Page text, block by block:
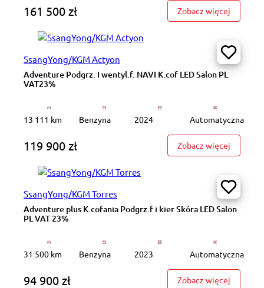
161 500 zł Zobacz więcej
SsangYong/KGM Actyon
Adventure Podgrz. I wentyl.f. NAVI K.cof LED Salon PL
VAT23%
13 111 km Benzyna 2024 Automatyczna
119 900 zł Zobacz więcej
SsangYong/KGM Torres
Adventure plus K.cofania Podgrz.f i kier Skóra LED Salon
PL VAT 23%
31 500 km Benzyna 2023 Automatyczna
94 900 zł Zobacz więcej